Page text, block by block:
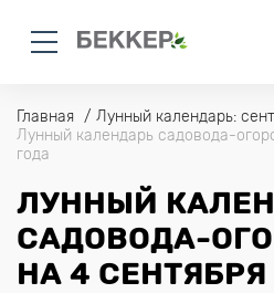
Главная
Лунный календарь:
Лунный календарь садовода-
года
ЛУННЫЙ
САДОВОДА-
НА 4